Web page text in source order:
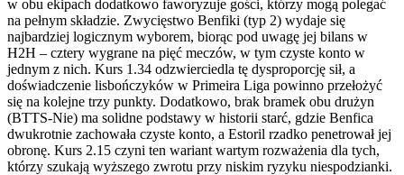
w obu ekipach dodatkowo faworyzuje gości, którzy mogą polegać
na pełnym składzie. Zwycięstwo Benfiki (typ 2) wydaje się
najbardziej logicznym wyborem, biorąc pod uwagę jej bilans w
H2H – cztery wygrane na pięć meczów, w tym czyste konto w
jednym z nich. Kurs 1.34 odzwierciedla tę dysproporcję sił, a
doświadczenie lisbończyków w Primeira Liga powinno przełożyć
się na kolejne trzy punkty. Dodatkowo, brak bramek obu drużyn
(BTTS-Nie) ma solidne podstawy w historii starć, gdzie Benfica
dwukrotnie zachowała czyste konto, a Estoril rzadko penetrował jej
obronę. Kurs 2.15 czyni ten wariant wartym rozważenia dla tych,
którzy szukają wyższego zwrotu przy niskim ryzyku niespodzianki.